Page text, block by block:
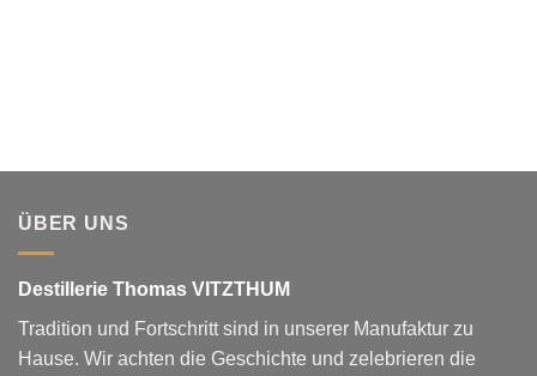
ÜBER UNS
Destillerie Thomas VITZTHUM
Tradition und Fortschritt sind in unserer Manufaktur zu
Hause. Wir achten die Geschichte und zelebrieren die